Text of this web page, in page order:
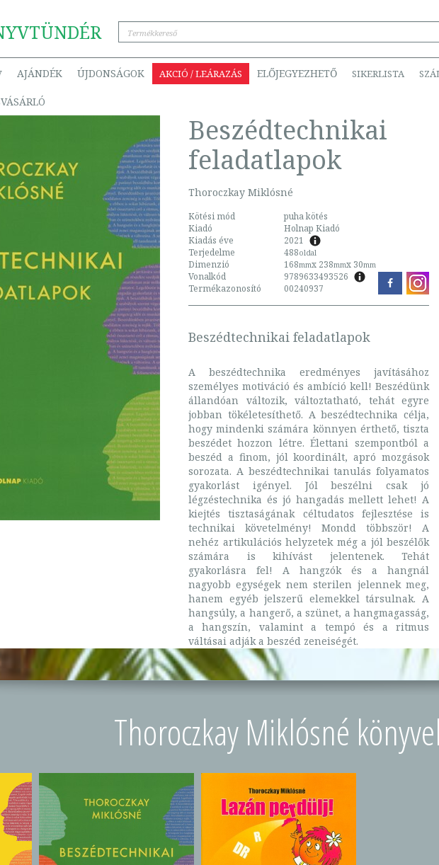
TÜNDÉR
AJÁNDÉK ÚJDONSÁGOK AKCIÓ / LEÁRAZÁS ELŐJEGYEZHETŐ SIKERLISTA
Beszédtechnikai
feladatlapok
Thoroczkay Miklósné
Kötési mód
puha kötés
Kiadó
Holnap Kiadó
Kiadás éve
2021
Terjedelme
488oldal
Dimenzió 168mmx 238mmx 30mm
Vonalkód
9789633493526
Termékazonosító
00240937
Beszédtechnikai feladatlapok
A beszédtechnika eredményes javításához
személyes motiváció és ambíció kell! Beszédünk
állandóan változik, változtatható, tehát egyre
jobban tökéletesíthető. A beszédtechnika célja,
hogy mindenki számára könnyen érthető, tiszta
beszédet hozzon létre. Élettani szempontból a
beszéd a finom, jól koordinált, apró mozgások
sorozata. A beszédtechnikai tanulás folyamatos
gyakorlást igényel. Jól beszélni csak jó
légzéstechnika és jó hangadás mellett lehet! A
kiejtés tisztaságának céltudatos fejlesztése is
technikai követelmény! Mondd többször! A
nehéz artikulációs helyzetek még a jól beszélők
számára is kihívást jelentenek. Tehát
gyakorlásra fel! A hangzók és a hangnál
nagyobb egységek nem sterilen jelennek meg,
hanem egyéb jelszerű elemekkel társulnak. A
hangsúly, a hangerő, a szünet, a hangmagasság,
a hangszín, valamint a tempó és a ritmus
váltásai adják a beszéd zeneiségét.
Thoroczkay Miklósné